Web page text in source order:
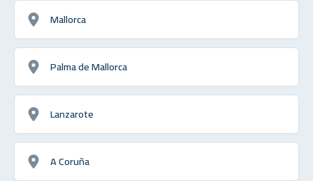
Mallorca
Palma de Mallorca
Lanzarote
A Coruña